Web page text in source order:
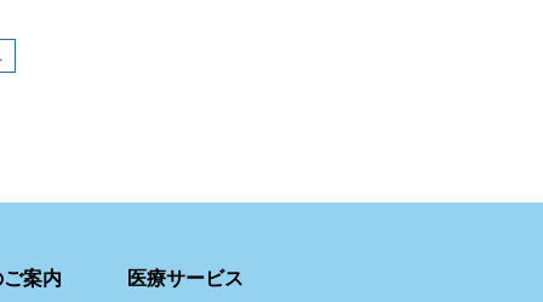
案内 医療サービス